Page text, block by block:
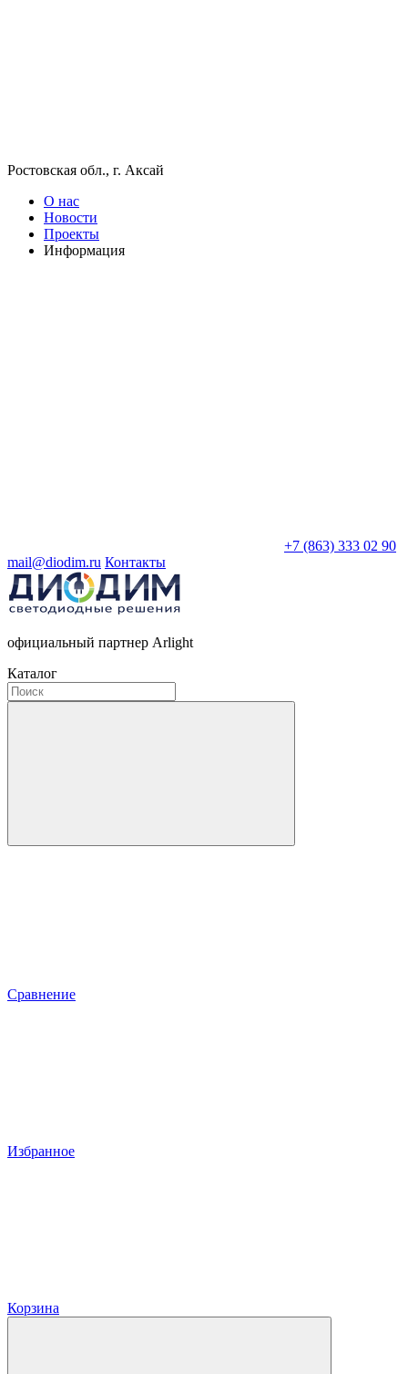
Ростовская обл., г. Аксай
О нас
Новости
Проекты
Информация
+7 (863) 333 02 90
mail@diodim.ru Контакты
официальный партнер Arlight
Каталог
Сравнение
Избранное
Корзина